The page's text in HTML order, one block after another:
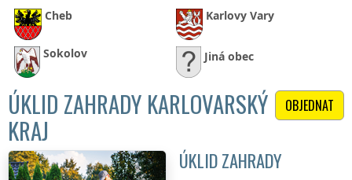
Cheb Karlovy Vary
Sokolov Jiná obec
OBJEDNAT
ÚKLID ZAHRADY KARLOVARSKÝ
KRAJ
ÚKLID ZAHRADY